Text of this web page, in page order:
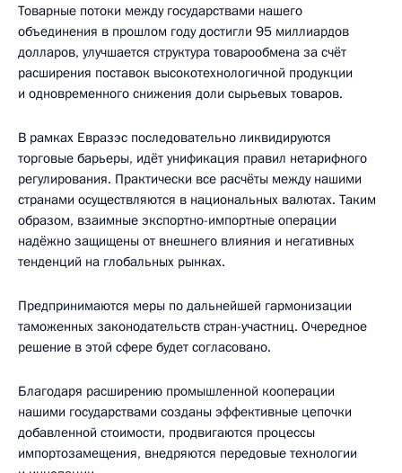
Товарные потоки между государствами нашего
объединения в прошлом году достигли 95 миллиардов
долларов, улучшается структура товарообмена за счёт
расширения поставок высокотехнологичной продукции
и одновременного снижения доли сырьевых товаров.
В рамках Евразэс последовательно ликвидируются
торговые барьеры, идёт унификация правил нетарифного
регулирования. Практически все расчёты между нашими
странами осуществляются в национальных валютах. Таким
образом, взаимные экспортно-импортные операции
надёжно защищены от внешнего влияния и негативных
тенденций на глобальных рынках.
Предпринимаются меры по дальнейшей гармонизации
таможенных законодательств стран-участниц. Очередное
решение в этой сфере будет согласовано.
Благодаря расширению промышленной кооперации
нашими государствами созданы эффективные цепочки
добавленной стоимости, продвигаются процессы
импортозамещения, внедряются передовые технологии